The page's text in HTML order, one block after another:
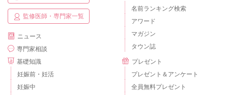
監修医師・専門家一覧
ニュース
専門家相談
基礎知識
妊娠前・妊活
妊娠中
名前ランキング検索
アワード
マガジン
タウン誌
プレゼント
プレゼント＆アンケート
全員無料プレゼント